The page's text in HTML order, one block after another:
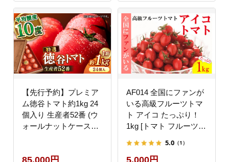
【先行予約】プレミア
ム徳谷トマト約1kg 24
個入り 生産者52番 (ウ
ォールナットケース入
送〉/ フルーツトマト
85,000円
AF014 全国にファンが
いる高級フルーツトマ
ト アイコ たっぷり！
1kg [トマト フルーツト
崎県 島原市]
5.0 （1）
5,000円